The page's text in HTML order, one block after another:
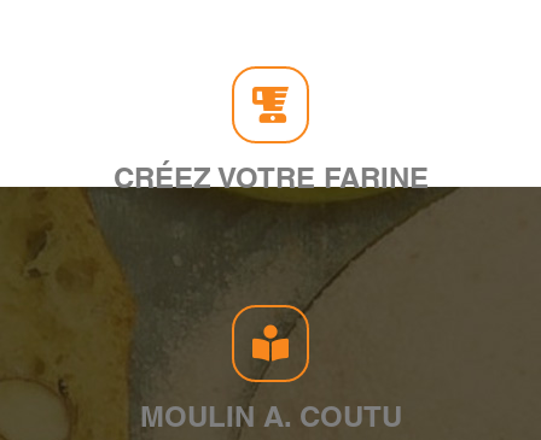
CRÉEZ VOTRE FARINE
MOULIN A. COUTU